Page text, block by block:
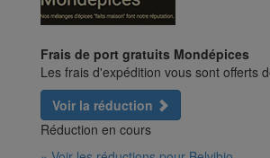
Frais de port gratuits Mondépices
Les frais d'expédition vous sont offerts
Voir la réduction
Réduction en cours